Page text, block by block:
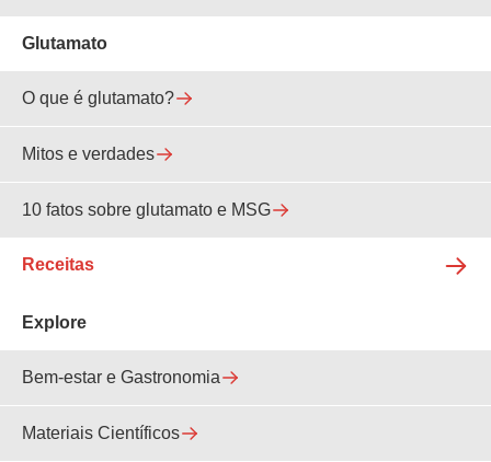
Glutamato
O que é glutamato?
Mitos e verdades
10 fatos sobre glutamato e MSG
Receitas
Explore
Bem-estar e Gastronomia
Materiais Científicos